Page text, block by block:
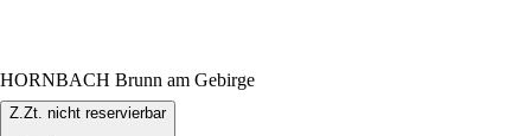
HORNBACH Brunn am Gebirge
Z.Zt. nicht reservierbar